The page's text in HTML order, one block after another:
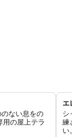
ない息をの
の屋上テラ
エ
シ
練
い